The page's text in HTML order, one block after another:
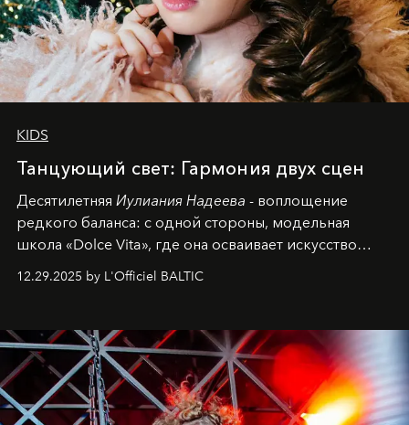
KIDS
Танцующий свет: Гармония двух сцен
Десятилетняя Иулиания Надеева - воплощение
редкого баланса: с одной стороны, модельная
школа «Dolce Vita», где она осваивает искусство
балетная студия при хореографическом училище,
танцевального пути за плечами.
12.29.2025 by L'Officiel BALTIC